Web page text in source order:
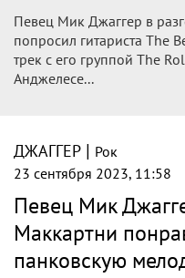
Певец Мик Джаггер в
попросил гитариста The
трек с его группой The
Анджелесе...
ДЖАГГЕР | Рок
23 сентября 2023, 11:58
Певец Мик
Маккартни
панковскую